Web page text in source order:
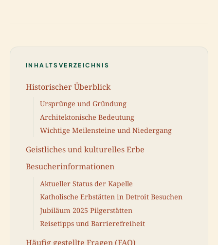
INHALTSVERZEICHNIS
Historischer Überblick
Ursprünge und Gründung
Architektonische Bedeutung
Wichtige Meilensteine und Niedergang
Geistliches und kulturelles Erbe
Besucherinformationen
Aktueller Status der Kapelle
Katholische Erbstätten in Detroit Besuchen
Jubiläum 2025 Pilgerstätten
Reisetipps und Barrierefreiheit
Häufig gestellte Fragen (FAQ)